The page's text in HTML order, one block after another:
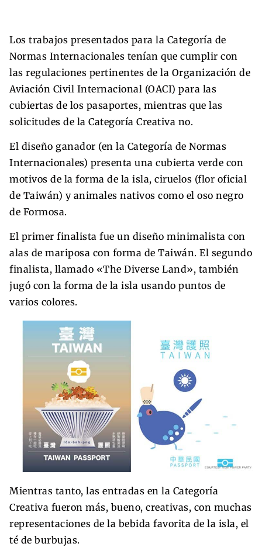
Los trabajos presentados para la Categoría de
Normas Internacionales tenían que cumplir con
las regulaciones pertinentes de la Organización de
Aviación Civil Internacional (OACI) para las
cubiertas de los pasaportes, mientras que las
solicitudes de la Categoría Creativa no.
El diseño ganador (en la Categoría de Normas
Internacionales) presenta una cubierta verde con
motivos de la forma de la isla, ciruelos (flor oficial
de Taiwán) y animales nativos como el oso negro
de Formosa.
El primer finalista fue un diseño minimalista con
alas de mariposa con forma de Taiwán. El segundo
finalista, llamado «The Diverse Land», también
jugó con la forma de la isla usando puntos de
varios colores.
Mientras tanto, las entradas en la Categoría
Creativa fueron más, bueno, creativas, con muchas
representaciones de la bebida favorita de la isla, el
té de burbujas.